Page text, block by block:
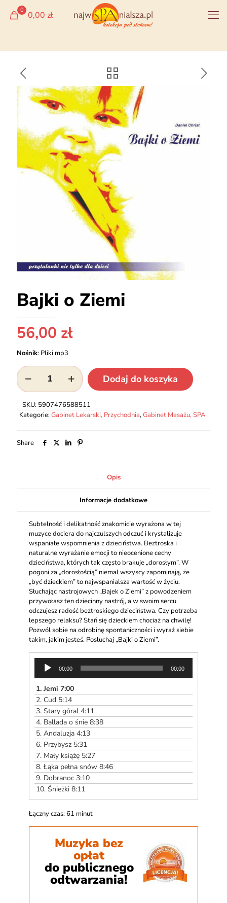
0 0,00 zł
Bajki o Ziemi
56,00 zł
Nośnik: Pliki mp3
ilość
Bajki
o
Ziemi
Dodaj do koszyka
SKU: 5907476588511
Kategorie:Gabinet Lekarski, Przychodnia,Gabinet Masażu, SPA
Share
Opis
Informacje dodatkowe
Subtelność i delikatność znakomicie wyrażona w tej
muzyce dociera do najczulszych odczuć i krystalizuje
wspaniałe wspomnienia z dzieciństwa. Beztroska i
naturalne wyrażanie emocji to nieocenione cechy
dzieciństwa, których tak często brakuje „dorosłym”. W
pogoni za „dorosłością” niemal wszyscy zapominają, że
„być dzieckiem” to najwspanialsza wartość w życiu.
Słuchając nastrojowych „Bajek o Ziemi” z powodzeniem
przywołasz ten dziecinny nastrój, a w swoim sercu
odczujesz radość beztroskiego dzieciństwa. Czy potrzeba
lepszego relaksu? Stań się dzieckiem chociaż na chwilę!
Pozwól sobie na odrobinę spontaniczności i wyraź siebie
takim, jakim jesteś. Posłuchaj „Bajki o Ziemi”.
Odtwarzacz
plików
dźwiękowych
00:00 00:00
1.Jemi 7:00
2. Cud 5:14
3.Stary góral 4:11
4. Ballada o śnie 8:38
5.Andaluzja 4:13
6. Przybysz 5:31
7. Mały książę 5:27
8.Łąka pełna snów 8:46
9. Dobranoc 3:10
10.Śnieżki 8:11
Łączny czas: 61 minut
Muzyka bez
opłat
do publicznego
odtwarzania!